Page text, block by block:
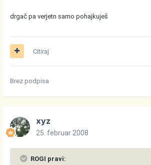
drgač pa verjetn samo pohajkuješ
Citiraj
Brez podpisa
xyz
25. februar 2008
ROGI pravi: